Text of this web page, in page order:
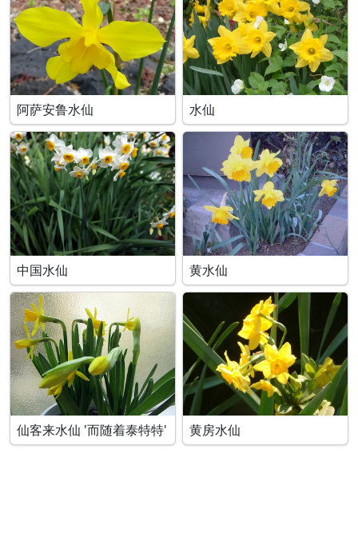
阿萨安鲁水仙 水仙
中国水仙 黄水仙
仙客来水仙 '而随着泰特特' 黄房水仙